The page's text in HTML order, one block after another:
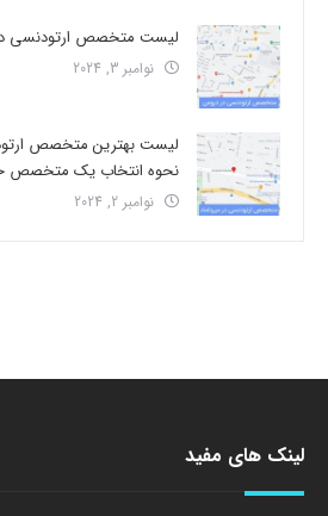
لیست متخصص ارتودنسی
نوامبر 3, 2024
لیست بهترین متخصص
نحوه انتخاب یک متخصص
نوامبر 2, 2024
لینک های مفید